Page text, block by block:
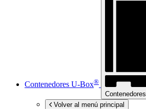
Contenedores U-Box®
Contenedores
Volver al menú principal